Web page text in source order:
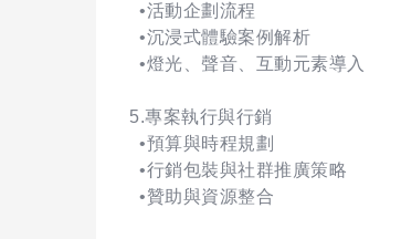
•活動企劃流程
•沉浸式體驗案例解析
•燈光、聲音、互動元素導入
5.專案執行與行銷
•預算與時程規劃
•行銷包裝與社群推廣策略
•贊助與資源整合